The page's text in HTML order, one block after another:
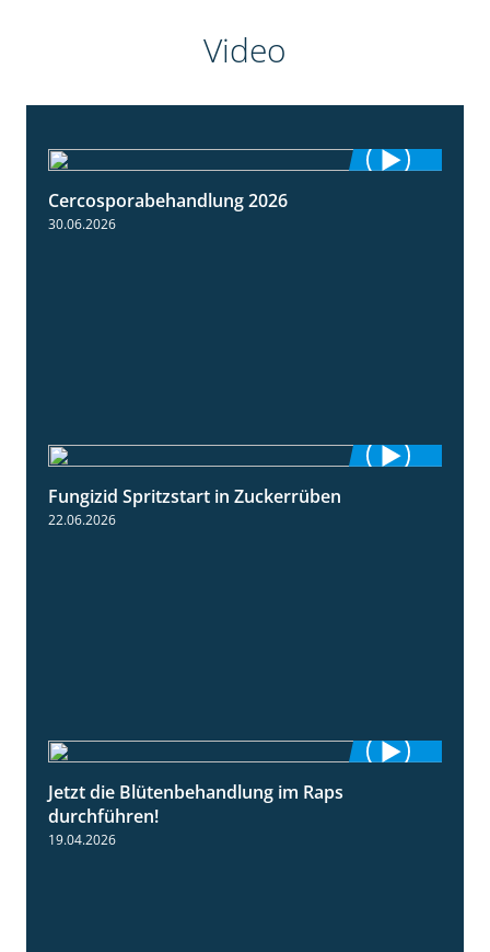
Video
Cercosporabehandlung 2026
30.06.2026
Fungizid Spritzstart in Zuckerrüben
22.06.2026
Jetzt die Blütenbehandlung im Raps
durchführen!
19.04.2026